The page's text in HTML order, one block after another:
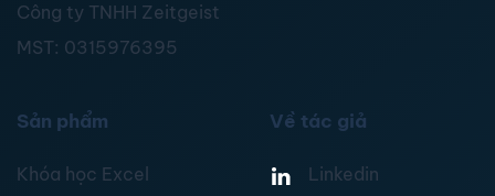
Công ty TNHH Zeitgeist
MST: 0315976395
Sản phẩm
Khóa học Excel
Về tác giả
Linkedin